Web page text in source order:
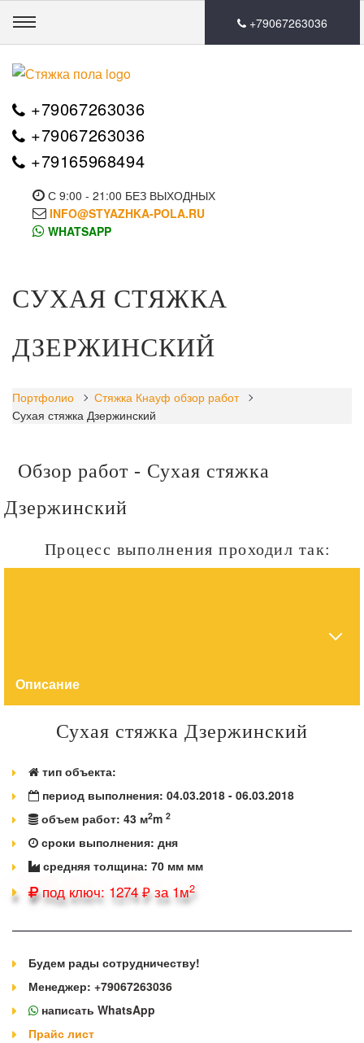
+79067263036
+79067263036
+79165968494
С 9:00 - 21:00 БЕЗ ВЫХОДНЫХ
INFO@STYAZHKA-POLA.RU
WHATSAPP
+79067263036
СУХАЯ СТЯЖКА
ДЗЕРЖИНСКИЙ
Портфолио
Стяжка Кнауф обзор работ
Сухая стяжка Дзержинский
Обзор работ - Сухая стяжка
Дзержинский
Процесс выполнения проходил так:
Описание
Сухая стяжка Дзержинский
тип объекта:
период выполнения: 04.03.2018 - 06.03.2018
объем работ: 43 м2m 2
сроки выполнения: дня
средняя толщина: 70 мм мм
под ключ: 1274 ₽ за 1м2
Будем рады сотрудничеству!
Менеджер: +79067263036
написать WhatsApp
Прайс лист